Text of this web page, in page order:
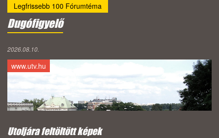
Legfrissebb 100 Fórumtéma
Dugófigyelő
2026.08.10.
www.utv.hu
Utoljára feltöltött képek